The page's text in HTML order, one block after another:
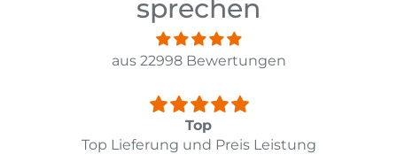
sprechen
aus 22998 Bewertungen
Top
Top Lieferung und Preis Leistung